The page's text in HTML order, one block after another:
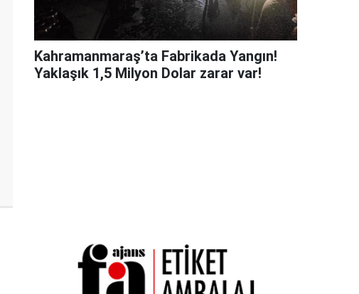
Kahramanmaraş’ta Fabrikada Yangın!
Yaklaşık 1,5 Milyon Dolar zarar var!